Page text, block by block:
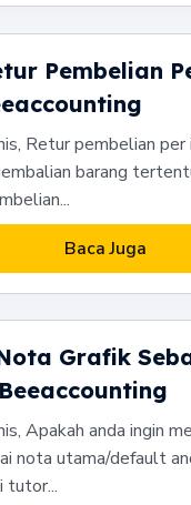
Pembelian
Retur pembelian per
barang
Baca Juga
Grafik
Apakah anda ingin
nota utama/default
tutor...